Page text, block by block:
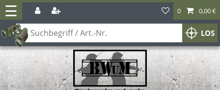
☰
LOS
0 0,00 €